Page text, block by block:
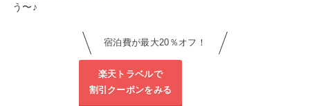
う〜♪
宿泊費が最大20％オフ！
楽天トラベルで
割引クーポンをみる